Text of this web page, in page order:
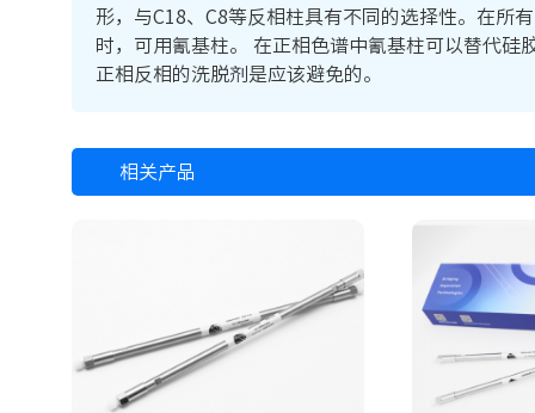
形，与C18、C8等反相柱具有不同的选择性。在所
时，可用氰基柱。 在正相色谱中氰基柱可以替代
正相反相的洗脱剂是应该避免的。
相关产品